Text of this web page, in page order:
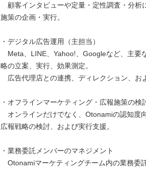
顧客インタビューや定量・定性調査・分析
施策の企画・実行。
・デジタル広告運用（主担当）
Meta、LINE、Yahoo!、Googleなど、主要
略の立案、実行、効果測定。
広告代理店との連携、ディレクション、お
・オフラインマーケティング・広報施策の検
オンラインだけでなく、Otonamiの認知度
広報戦略の検討、および実行支援。
・業務委託メンバーのマネジメント
Otonamiマーケティングチーム内の業務委